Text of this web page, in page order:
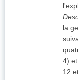
la
4)
12